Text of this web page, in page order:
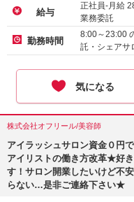
給与
正社員-月給
業務委託
アルバイト
勤務時間
8:00～23:00
託・シェア
気になる
株式会社オフリール/美容師
アイラッシュサロン資金０円
アイリストの働き方改革★好
す！サロン開業したいけど不
らない…是非ご連絡下さい★